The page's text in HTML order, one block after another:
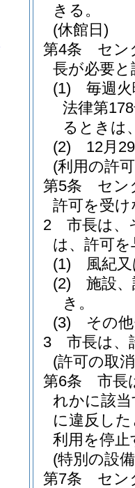
きる。
(休館日)
第4条
セン
長が必要
(1)
毎週
法律第
るときは
(2)
12月
(利用の許
第5条
セン
許可を受
2
市長は、
は、許可
(1)
風紀
(2)
施設
き。
(3)
その
3
市長は、
(許可の取
第6条
市長
れかに該
に違反し
利用を停
(特別の設
第7条
セン